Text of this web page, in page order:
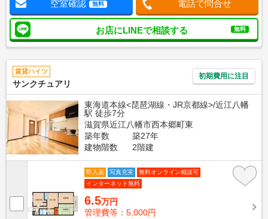
空室確認 無料 電話で問合せ
お店にLINEで相談する 無料
賃貸ハイツ
サンクチュアリ
初期費用に注目
東海道本線<琵琶湖線・JR京都線>/近江八幡
駅 徒歩7分
滋賀県近江八幡市西本郷町東
築年数
築27年
建物階数
2階建
即入居 写真充実
無料オンライン相談可
インターネット無料
6.5万円
管理費等：5,000円